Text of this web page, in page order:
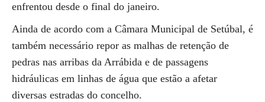
enfrentou desde o final do janeiro.
Ainda de acordo com a Câmara Municipal de Setúbal, é
também necessário repor as malhas de retenção de
pedras nas arribas da Arrábida e de passagens
hidráulicas em linhas de água que estão a afetar
diversas estradas do concelho.